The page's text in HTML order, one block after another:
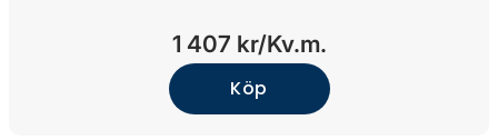
1 407 kr/Kv.m.
Köp